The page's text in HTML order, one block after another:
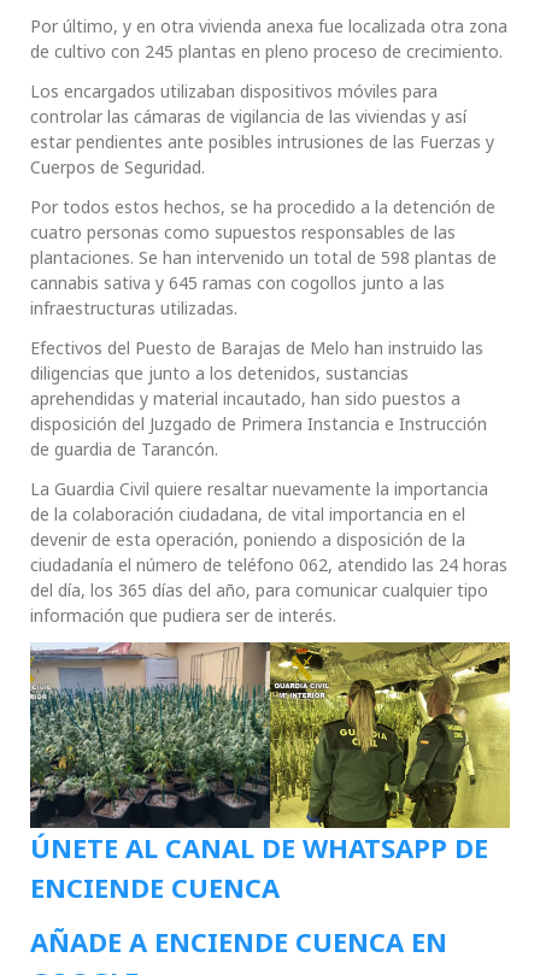
Por último, y en otra vivienda anexa fue localizada otra zona
de cultivo con 245 plantas en pleno proceso de crecimiento.
Los encargados utilizaban dispositivos móviles para
controlar las cámaras de vigilancia de las viviendas y así
estar pendientes ante posibles intrusiones de las Fuerzas y
Cuerpos de Seguridad.
Por todos estos hechos, se ha procedido a la detención de
cuatro personas como supuestos responsables de las
plantaciones. Se han intervenido un total de 598 plantas de
cannabis sativa y 645 ramas con cogollos junto a las
infraestructuras utilizadas.
Efectivos del Puesto de Barajas de Melo han instruido las
diligencias que junto a los detenidos, sustancias
aprehendidas y material incautado, han sido puestos a
disposición del Juzgado de Primera Instancia e Instrucción
de guardia de Tarancón.
La Guardia Civil quiere resaltar nuevamente la importancia
de la colaboración ciudadana, de vital importancia en el
devenir de esta operación, poniendo a disposición de la
ciudadanía el número de teléfono 062, atendido las 24 horas
del día, los 365 días del año, para comunicar cualquier tipo
información que pudiera ser de interés.
ÚNETE AL CANAL DE WHATSAPP DE
ENCIENDE CUENCA
AÑADE A ENCIENDE CUENCA EN